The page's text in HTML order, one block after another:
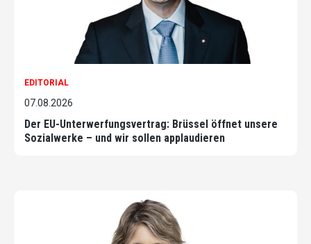
EDITORIAL
07.08.2026
Der EU-Unterwerfungsvertrag: Brüssel öffnet unsere
Sozialwerke – und wir sollen applaudieren